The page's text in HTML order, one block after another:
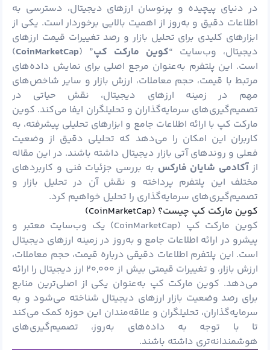
در دنیای پیچیده و پرنوسان ارزهای دیجیتال، دسترسی به
اطلاعات دقیق و به‌روز از اهمیت بالایی برخوردار است. یکی از
ابزارهای کلیدی برای تحلیل بازار و رصد تغییرات قیمت ارزهای
دیجیتال، وب‌سایت “کوین مارکت کپ” (
CoinMarketCap
)
است. این پلتفرم به‌عنوان مرجع اصلی برای نمایش داده‌های
مرتبط با قیمت، حجم معاملات، ارزش بازار و سایر شاخص‌های
مهم در زمینه ارزهای دیجیتال، نقش حیاتی در
تصمیم‌گیری‌های سرمایه‌گذاران و تحلیلگران ایفا می‌کند. کوین
مارکت کپ با ارائه اطلاعات جامع و ابزارهای تحلیلی پیشرفته، به
کاربران این امکان را می‌دهد که تحلیلی دقیق از وضعیت
فعلی و روندهای آتی بازار دیجیتال داشته باشند. در این مقاله
ازآکادمی شایان فارکس به بررسی جزئیات فنی و کاربردهای
مختلف این پلتفرم پرداخته و نقش آن در تحلیل بازار و
تصمیم‌گیری‌های سرمایه‌گذاری را تحلیل خواهیم کرد.
کوین مارکت کپ چیست؟ (CoinMarketCap)
کوین مارکت کپ (CoinMarketCap) یک وب‌سایت معتبر و
پیشرو در ارائه اطلاعات جامع و به‌روز در زمینه ارزهای دیجیتال
است. این پلتفرم اطلاعات دقیقی درباره قیمت، حجم معاملات،
ارزش بازار، و تغییرات قیمتی بیش از ۲۰,۰۰۰ ارز دیجیتال را ارائه
می‌دهد. کوین مارکت کپ به‌عنوان یکی از اصلی‌ترین منابع
برای رصد وضعیت بازار ارزهای دیجیتال شناخته می‌شود و به
سرمایه‌گذاران، تحلیلگران و علاقه‌مندان این حوزه کمک می‌کند
تا با توجه به داده‌های به‌روز، تصمیم‌گیری‌های
هوشمندانه‌تری داشته باشند.